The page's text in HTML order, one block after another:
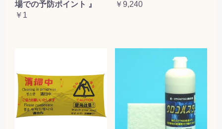
場での予防ポイント 』
￥1
￥9,240